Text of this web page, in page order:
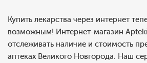
Купить лекарства через интернет
возможным! Интернет-магазин
отслеживать наличие и стоимость
аптеках Великого Новгорода. Наш